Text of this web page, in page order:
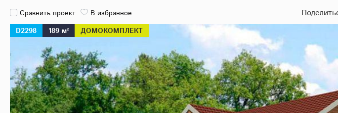
Сравнить проект В избранное
D2298
189 м² ДОМОКОМПЛЕКТ